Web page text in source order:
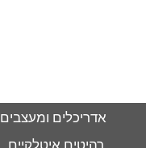
אדריכלים ומעצבים
רהיטים איטלקיים